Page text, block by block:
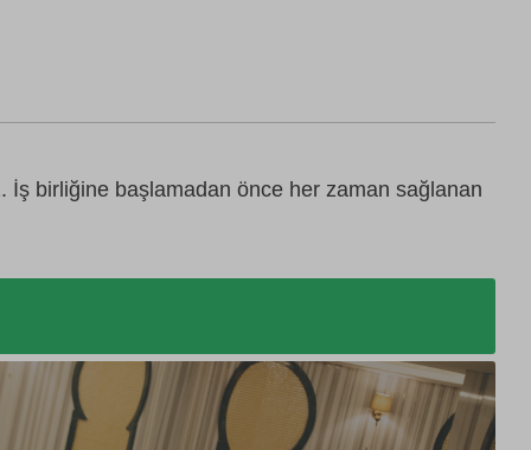
İş birliğine başlamadan önce her zaman sağlanan